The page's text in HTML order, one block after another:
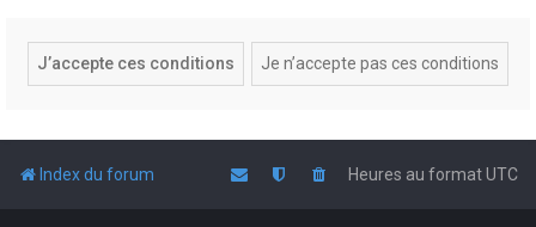
Index du forum Heures au formatUTC